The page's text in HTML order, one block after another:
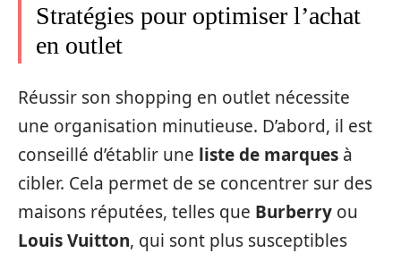
Stratégies pour optimiser l’achat
en outlet
Réussir son shopping en outlet nécessite
une organisation minutieuse. D’abord, il est
conseillé d’établir une liste de marques à
cibler. Cela permet de se concentrer sur des
maisons réputées, telles que Burberry ou
Louis Vuitton, qui sont plus susceptibles